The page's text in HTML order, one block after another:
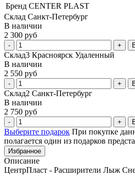
Бренд CENTER PLAST
Склад Санкт-Петербург
В наличии
2 300 руб
Склад3 Красноярск Удаленный
В наличии
2 550 руб
Склад2 Санкт-Петербург
В наличии
2 750 руб
Выберите подарок При покупке
полагается один из подарков
Избранное
Описание
ЦентрПласт - Расширители Лыж